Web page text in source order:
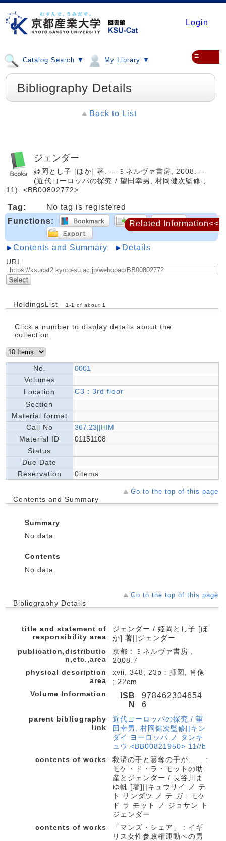
Login
Catalog Search ▼ My Library ▼ ≡
Bibliography Details
Back to List
ジェンダー
姫岡とし子 [ほか] 著. -- ミネルヴァ書房, 2008. --
(近代ヨーロッパの探究 / 望田幸男, 村岡健次監修 ;
11). <BB00802772>
Tag:
No tag is registered
Functions:
Contents and Summary Details
URL:
HoldingsList 1 -1 of about 1
Click a number to display details about the
collection.
No.
0001
Volumes
Location
C3：3rd floor
Section
Material format
Call No
367.23||HIM
Material ID
01151108
Status
Due Date
Reservation
0items
Go to the top of this page
Contents and Summary
Summary
No data.
Contents
No data.
Go to the top of this page
Bibliography Details
title and statement of
responsibility area
ジェンダー / 姫岡とし子 [ほ
か] 著||ジェンダー
publication,distributio
n,etc.,area
京都 : ミネルヴァ書房 ,
2008.7
physical description
area
xvii, 348, 23p : 挿図, 肖像
; 22cm
Volume Information
ISB
N
978462304654
6
parent bibliography
link
近代ヨーロッパの探究 / 望
田幸男, 村岡健次監修||キン
ダイ ヨーロッパ ノ タンキ
ュウ <BB00821950> 11//b
contents of works
救済の手と簒奪の手が…… :
モケ・ド・ラ・モットの助
産とジェンダー / 長谷川ま
ゆ帆 [著]||キュウサイ ノ テ
ト サンダツ ノ テ ガ : モケ
ド ラ モット ノ ジョサン ト
ジェンダー
contents of works
「マンズ・シェア」 : イギ
リス女性参政権運動への男
Related Information<<